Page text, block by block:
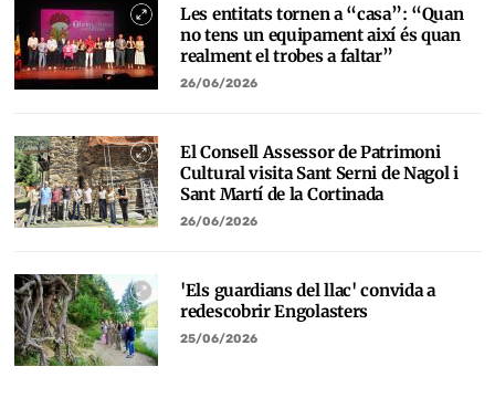
Les entitats tornen a “casa”: “Quan
no tens un equipament així és quan
realment el trobes a faltar”
26/06/2026
El Consell Assessor de Patrimoni
Cultural visita Sant Serni de Nagol i
Sant Martí de la Cortinada
26/06/2026
'Els guardians del llac' convida a
redescobrir Engolasters
25/06/2026